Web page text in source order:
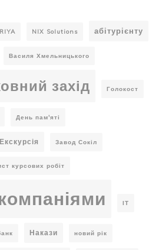
NIX Solutions абітурієнту
Василя Хмельницького
захід Голокост
День пам'яті
Екскурсія Завод Сокіл
курсових робіт
ІТ
Накази новий рік